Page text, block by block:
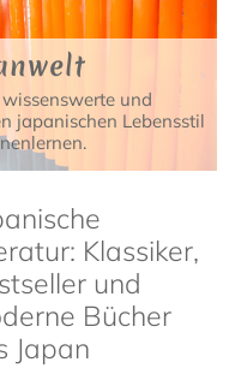
und
japanischen Lebensstil
Klassiker,
und
Bücher
Japan